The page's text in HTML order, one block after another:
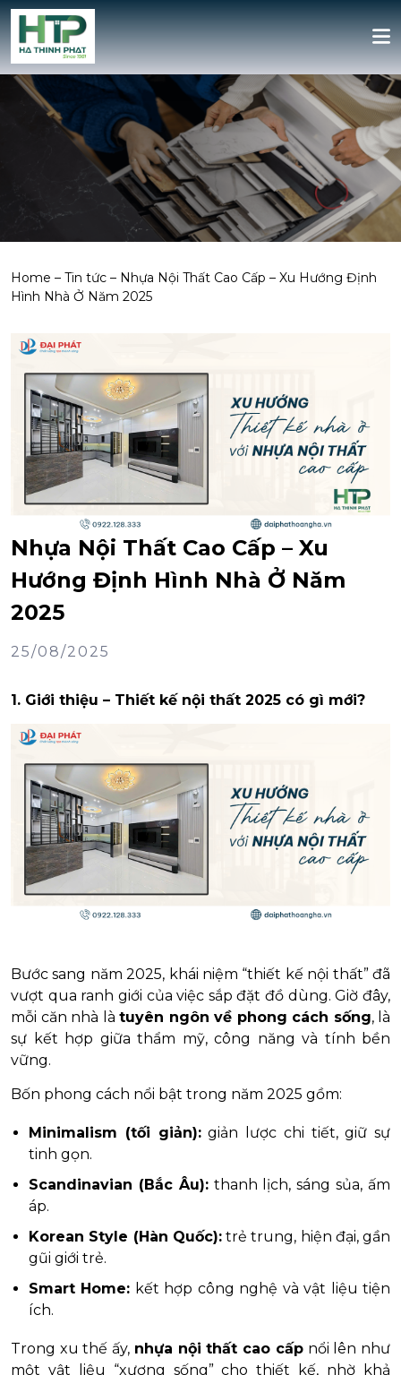
Home – Tin tức – Nhựa Nội Thất Cao Cấp – Xu Hướng Định
Hình Nhà Ở Năm 2025
Nhựa Nội Thất Cao Cấp – Xu
Hướng Định Hình Nhà Ở Năm
2025
25/08/2025
1. Giới thiệu – Thiết kế nội thất 2025 có gì mới?
Bước sang năm 2025, khái niệm “thiết kế nội thất” đã
vượt qua ranh giới của việc sắp đặt đồ dùng. Giờ đây,
mỗi căn nhà là tuyên ngôn về phong cách sống, là
sự kết hợp giữa thẩm mỹ, công năng và tính bền
vững.
Bốn phong cách nổi bật trong năm 2025 gồm:
Minimalism (tối giản):giản lược chi tiết, giữ sự
tinh gọn.
Scandinavian (Bắc Âu):thanh lịch, sáng sủa, ấm
áp.
Korean Style (Hàn Quốc):trẻ trung, hiện đại, gần
gũi giới trẻ.
Smart Home: kết hợp công nghệ và vật liệu tiện
ích.
Trong xu thế ấy, nhựa nội thất cao cấpnổi lên như
một vật liệu “xương sống” cho thiết kế, nhờ khả